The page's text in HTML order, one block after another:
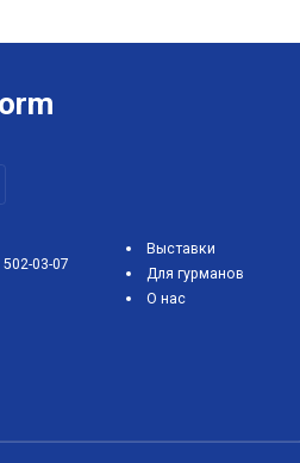
03-07
Выставки
Для гурманов
О нас